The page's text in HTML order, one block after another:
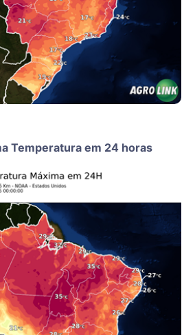
Temperatura em 24 horas